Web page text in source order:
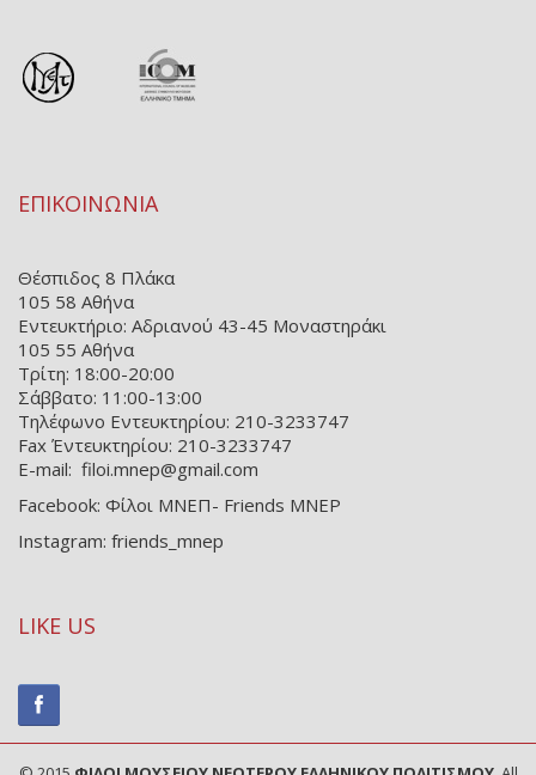
ΕΠΙΚΟΙΝΩΝΙΑ
Θέσπιδος 8 Πλάκα
105 58 Αθήνα
Εντευκτήριο: Αδριανού 43-45 Μοναστηράκι
105 55 Αθήνα
Τρίτη: 18:00-20:00
Σάββατο: 11:00-13:00
Τηλέφωνο Εντευκτηρίου: 210-3233747
Fax Έντευκτηρίου: 210-3233747
E-mail: filoi.mnep@gmail.com
Facebook: Φίλοι ΜΝΕΠ- Friends MNEP
Instagram: friends_mnep
LIKE US